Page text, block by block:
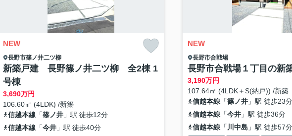
NEW
長野市篠ノ井二ツ柳
新築戸建 長野篠ノ井二ツ柳 全2棟 1
号棟
3,690万円
106.60㎡ (4LDK) /新築
信越本線「篠ノ井」駅 徒歩12分
信越本線「今井」駅 徒歩40分
NEW
長野市合戦場
長野市合戦場１丁目の新
3,190万円
107.64㎡ (4LDK＋S(納戸)) /新築
信越本線「篠ノ井」駅 徒歩23分
信越本線「今井」駅 徒歩36分
信越本線「 川中島 」駅 徒歩57分